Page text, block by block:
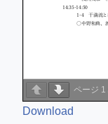
ページ 1
Download